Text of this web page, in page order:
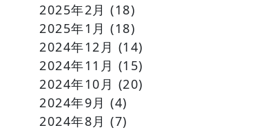
2025年2月 (18)
2025年1月 (18)
2024年12月 (14)
2024年11月 (15)
2024年10月 (20)
2024年9月 (4)
2024年8月 (7)